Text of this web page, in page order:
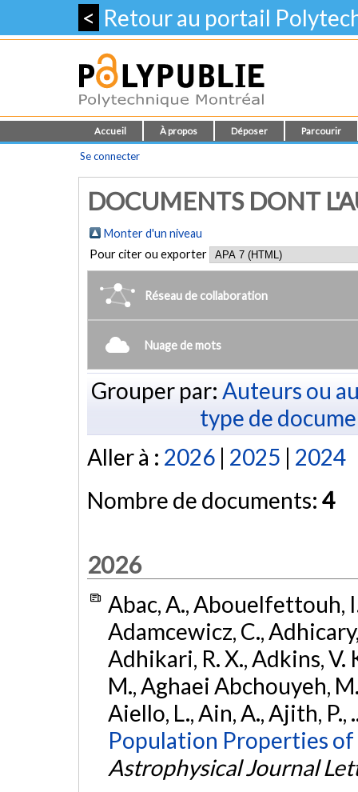
< Retour au portail
Accueil À propos Déposer Parcourir
Se connecter
DOCUMENTS DONT
Monter d'un niveau
Pour citer ou exporter
Réseau de collaboration
Nuage de mots
Grouper par: Auteurs ou
type de
Aller à : 2026 | 2025 | 2024
Nombre de documents: 4
2026
Abac, A., Abouelfettouh,
Adamcewicz, C.,
Adhikari, R. X., Adkins, V.
M., Aghaei Abchouyeh,
Aiello, L., Ain, A., Ajith,
Population Properties
Astrophysical Journal